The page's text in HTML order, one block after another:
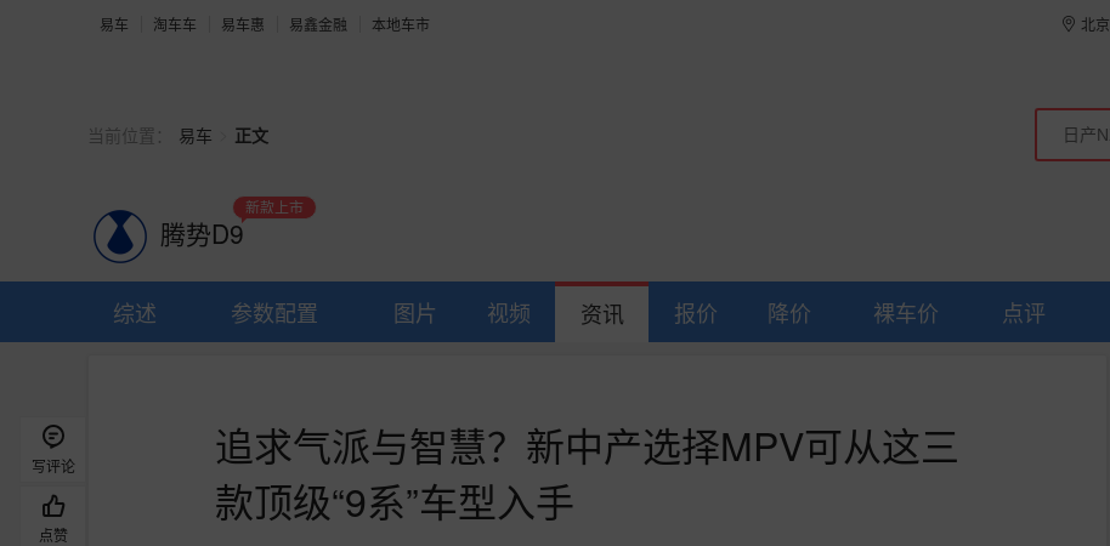
易车 淘车车 易车惠 易鑫金融 本地车市 北京
当前位置： 易车 正文
腾势D9
新款上市
综述 参数配置 图片 视频 资讯 报价 降价 裸车价 点评
写评论
点赞
追求气派与智慧？新中产选择MPV可从这三
款顶级“9系”车型入手